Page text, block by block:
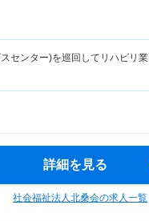
センター)を巡回してリハビリ業
詳細を見る
社会福祉法人北桑会の求人一覧